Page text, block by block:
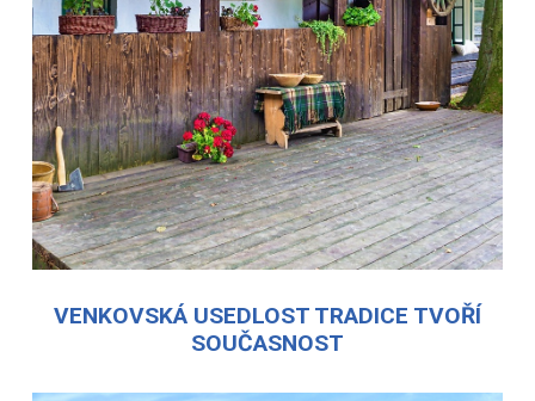
VENKOVSKÁ USEDLOST TRADICE TVOŘÍ
SOUČASNOST